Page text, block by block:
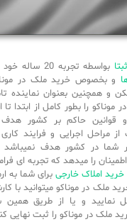
ثبتا بواسطه تجربه 20 ساله خود در زمینه
و بخصوص خرید ملک در
و همچنین بعنوان نماینده
را بطور کامل از ابتدا تا
و قوانین حاکم بر کشور
مراحل اجرایی و فرایند
شما در کشور هدف
را میدهد که تجربه ای
خرید املاک خارجی برای شما به
ملک در موناکو میتوانید با
و یا از طریق همین
ملک در موناکو را ثبت نهایی